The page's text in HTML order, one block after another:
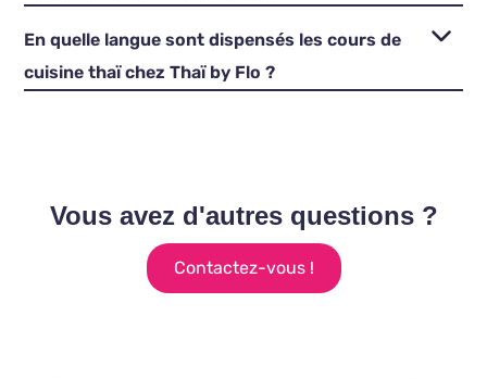
En quelle langue sont dispensés les cours de
cuisine thaï chez Thaï by Flo ?
Vous avez d'autres questions ?
Contactez-vous !